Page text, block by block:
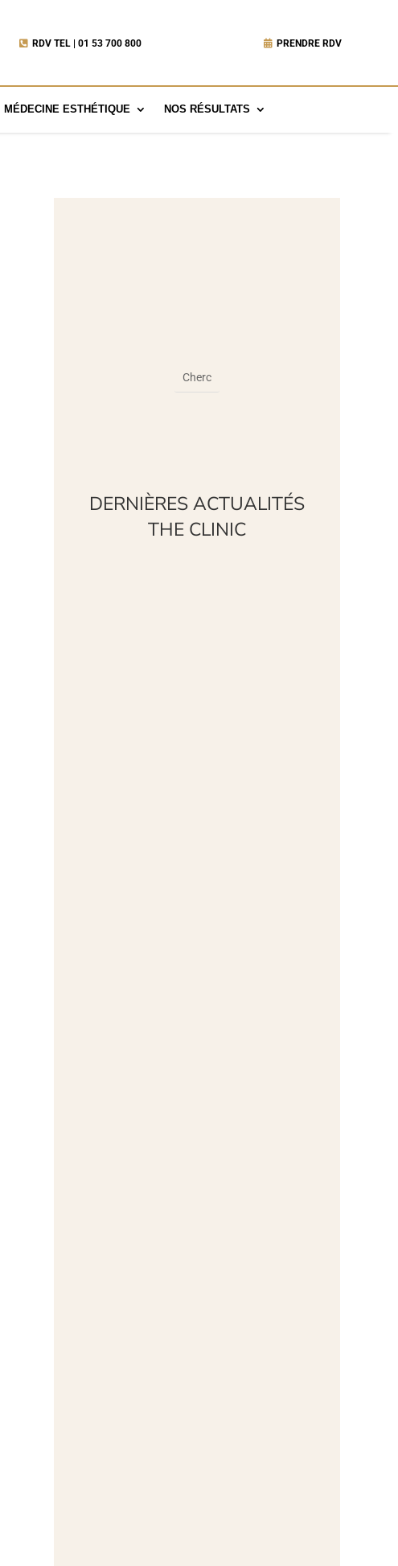
RDV TEL | 01 53 700 800 PRENDRE RDV
MÉDECINE ESTHÉTIQUE NOS RÉSULTATS
DERNIÈRES ACTUALITÉS
THE CLINIC